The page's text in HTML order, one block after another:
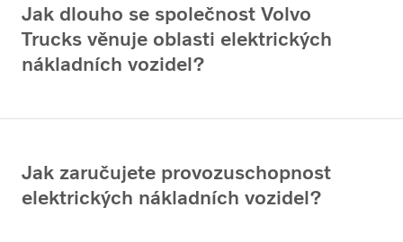
Jak dlouho se společnost Volvo
Trucks věnuje oblasti elektrických
nákladních vozidel?
Jak zaručujete provozuschopnost
elektrických nákladních vozidel?